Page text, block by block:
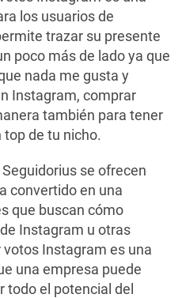
los usuarios de
trazar su presente
poco más de lado ya que
nada me gusta y
Instagram, comprar
también para tener
de tu nicho.
se ofrecen
convertido en una
que buscan cómo
Instagram u otras
Instagram es una
una empresa puede
todo el potencial del